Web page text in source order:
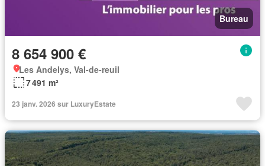
Bureau
8 654 900 €
Les Andelys, Val-de-reuil
7 491 m²
23 janv. 2026 sur LuxuryEstate